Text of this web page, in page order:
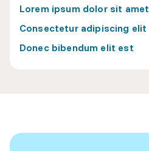
Lorem ipsum dolor sit amet
Consectetur adipiscing elit
Donec bibendum elit est